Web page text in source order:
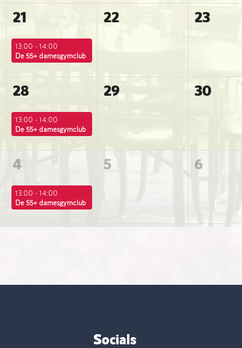
21 22 23
13:00 - 14:00
De 55+ damesgymclub
28 29 30
13:00 - 14:00
De 55+ damesgymclub
4 5 6
13:00 - 14:00
De 55+ damesgymclub
Socials